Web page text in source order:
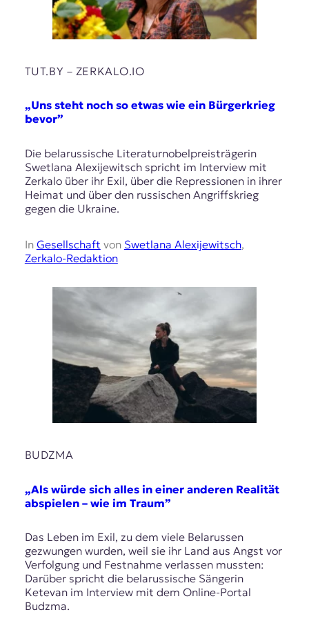
TUT.BY – ZERKALO.IO
„Uns steht noch so etwas wie ein Bürgerkrieg
bevor”
Die belarussische Literaturnobelpreisträgerin
Swetlana Alexijewitsch spricht im Interview mit
Zerkalo über ihr Exil, über die Repressionen in ihrer
Heimat und über den russischen Angriffskrieg
gegen die Ukraine.
In Gesellschaft von Swetlana Alexijewitsch,
Zerkalo-Redaktion
BUDZMA
„Als würde sich alles in einer anderen Realität
abspielen – wie im Traum”
Das Leben im Exil, zu dem viele Belarussen
gezwungen wurden, weil sie ihr Land aus Angst vor
Verfolgung und Festnahme verlassen mussten:
Darüber spricht die belarussische Sängerin
Ketevan im Interview mit dem Online-Portal
Budzma.